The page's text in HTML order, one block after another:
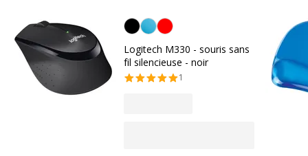
Noir
Logitech M330 - souris sans
fil silencieuse - noir
1